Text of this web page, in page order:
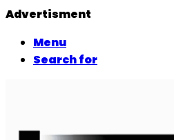
Advertisment
Menu
Search for